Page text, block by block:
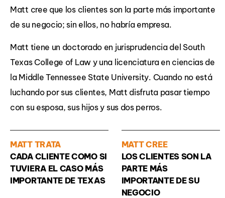
Matt cree que los clientes son la parte más importante
de su negocio; sin ellos, no habría empresa.
Matt tiene un doctorado en jurisprudencia del South
Texas College of Law y una licenciatura en ciencias de
la Middle Tennessee State University. Cuando no está
luchando por sus clientes, Matt disfruta pasar tiempo
con su esposa, sus hijos y sus dos perros.
MATT TRATA
CADA CLIENTE COMO SI
TUVIERA EL CASO MÁS
IMPORTANTE DE TEXAS
MATT CREE
LOS CLIENTES SON LA
PARTE MÁS
IMPORTANTE DE SU
NEGOCIO